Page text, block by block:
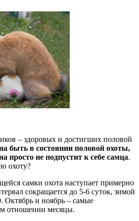
– здоровых и достигших половой
быть в состоянии половой охоты,
просто не подпустит к себе самца.
охоту?
самки охота наступает примерно
сокращается до 5-6 суток, зимой
Октябрь и ноябрь – самые
отношении месяцы.